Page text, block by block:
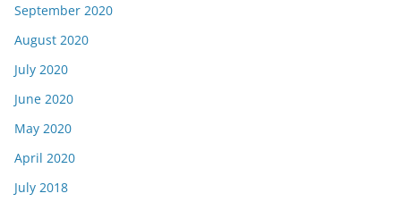
September 2020
August 2020
July 2020
June 2020
May 2020
April 2020
July 2018